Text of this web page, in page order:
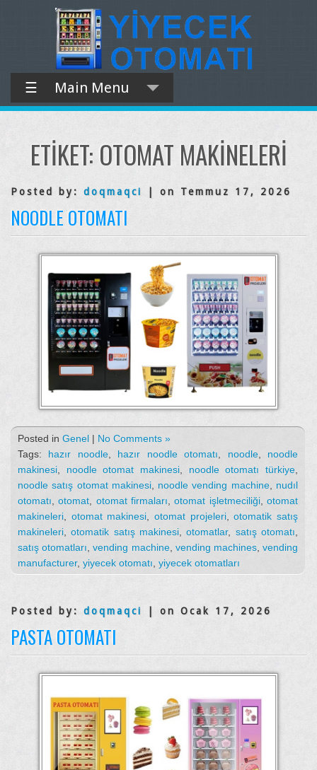
☰ Main Menu
ETIKET: OTOMAT MAKINELERI
Posted by: doqmaqci | on Temmuz 17, 2026
NOODLE OTOMATI
Posted in Genel | No Comments »
Tags: hazır noodle, hazır noodle otomatı, noodle, noodle
makinesi, noodle otomat makinesi, noodle otomatı türkiye,
noodle satış otomat makinesi, noodle vending machine, nudıl
otomatı,otomat, otomat firmaları,otomat işletmeciliği,otomat
makineleri, otomat makinesi,otomat projeleri,otomatik satış
makineleri,otomatik satış makinesi,otomatlar, satış otomatı,
satış otomatları,vending machine, vending machines,vending
manufacturer, yiyecek otomatı, yiyecek otomatları
Posted by: doqmaqci | on Ocak 17, 2026
PASTA OTOMATI